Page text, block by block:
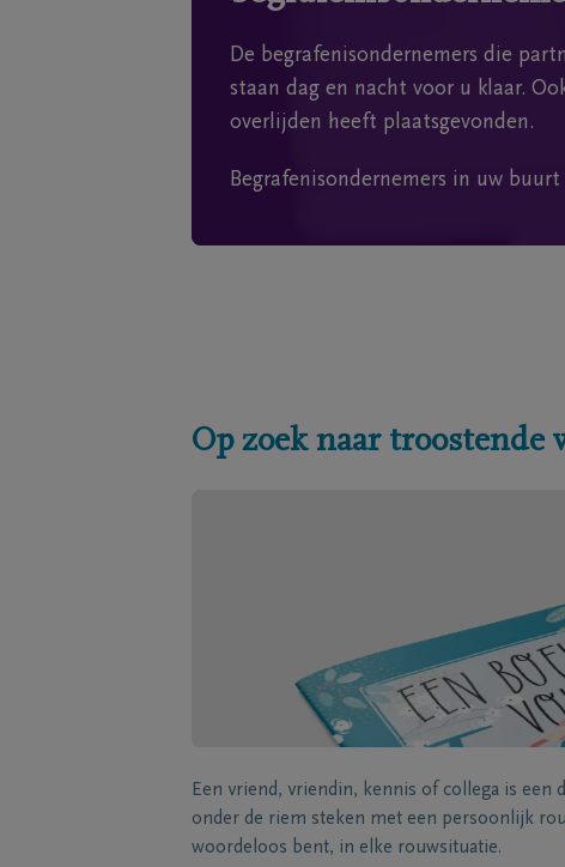
De begrafenisondernemers die
staan dag en nacht voor u klaar.
overlijden heeft plaatsgevonden.
Begrafenisondernemers in uw buurt
Op zoek naar troostende
Een vriend, vriendin, kennis of collega is een
onder de riem steken met een persoonlijk
woordeloos bent, in elke rouwsituatie.